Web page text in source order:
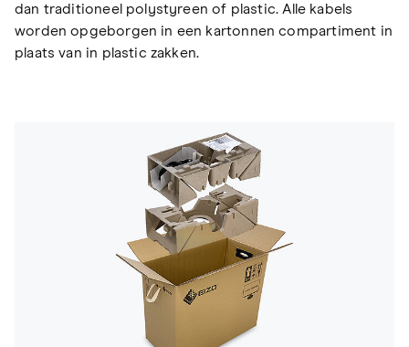
dan traditioneel polystyreen of plastic. Alle kabels
worden opgeborgen in een kartonnen compartiment in
plaats van in plastic zakken.